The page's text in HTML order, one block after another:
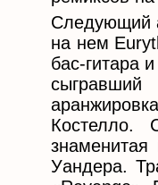
Следующий
на нем
бас-гитара
Костелло.
Уандера.